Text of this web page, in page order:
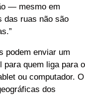
— mesmo em
das ruas não são
podem enviar um
para quem liga para o
ou computador. O
dos